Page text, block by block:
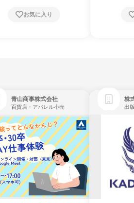
お気に入り
青山商事株式会社
百貨店・アパレル小売
株
出